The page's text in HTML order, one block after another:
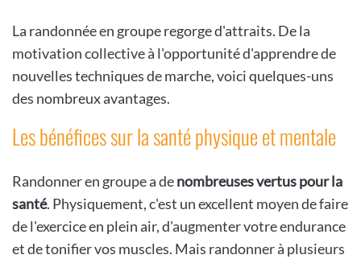
La randonnée en groupe regorge d'attraits. De la
motivation collective à l'opportunité d'apprendre de
nouvelles techniques de marche, voici quelques-uns
des nombreux avantages.
Les bénéfices sur la santé physique et mentale
Randonner en groupe a denombreuses vertus pour la
santé. Physiquement, c'est un excellent moyen de faire
de l'exercice en plein air, d'augmenter votre endurance
et de tonifier vos muscles. Mais randonner à plusieurs